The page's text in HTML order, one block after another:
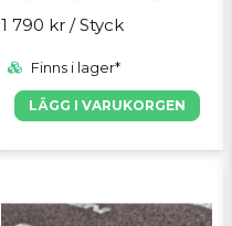
1 790 kr / Styck
Finns i lager*
LÄGG I VARUKORGEN